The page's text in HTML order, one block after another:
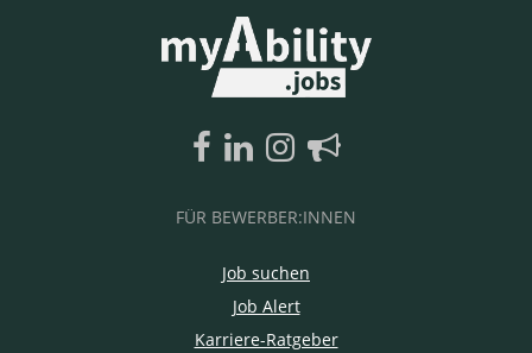
FÜR BEWERBER:INNEN
Job suchen
Job Alert
Karriere-Ratgeber